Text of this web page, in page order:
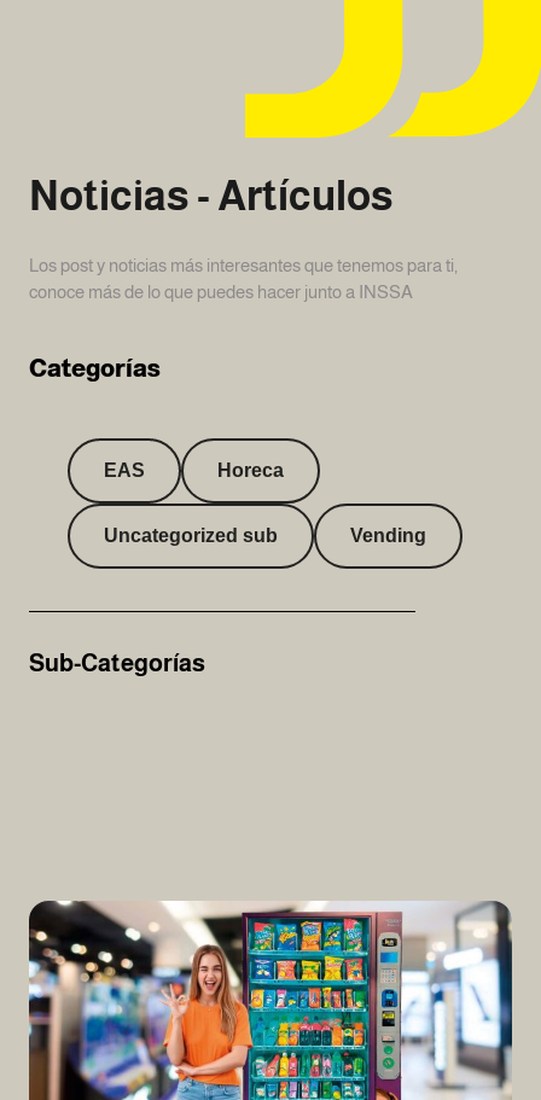
Noticias - Artículos
Los post y noticias más interesantes que tenemos para ti,
conoce más de lo que puedes hacer junto a INSSA
Categorías
EAS Horeca
Uncategorized sub Vending
Sub-Categorías